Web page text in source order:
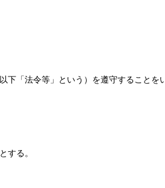
「法令等」という）を遵守することをい
する。